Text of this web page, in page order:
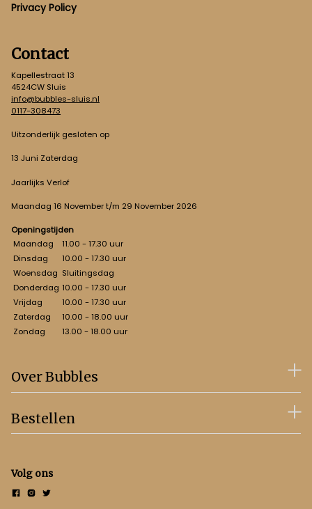
Privacy Policy
Contact
Kapellestraat 13
4524CW Sluis
info@bubbles-sluis.nl
0117-308473
Uitzonderlijk gesloten op
13 Juni Zaterdag
Jaarlijks Verlof
Maandag 16 November t/m 29 November 2026
Openingstijden
Maandag
11.00 - 17.30 uur
Dinsdag
10.00 - 17.30 uur
Woensdag Sluitingsdag
Donderdag 10.00 - 17.30 uur
Vrijdag
10.00 - 17.30 uur
Zaterdag
10.00 - 18.00 uur
Zondag
13.00 - 18.00 uur
Over Bubbles
Bestellen
Volg ons